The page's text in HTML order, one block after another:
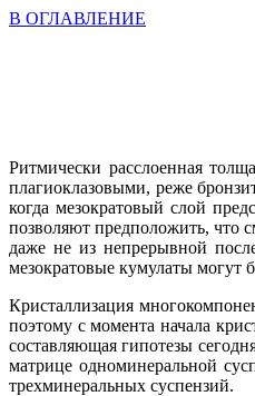
В ОГЛАВЛЕНИЕ
Ритмически расслоенная
плагиоклазовыми, реже
когда мезократовый слой
позволяют предположить, что
даже не из непрерывной
мезократовые кумулаты могут
Кристаллизация
поэтому с момента начала
составляющая гипотезы
матрице одноминеральной
трехминеральных суспензий.